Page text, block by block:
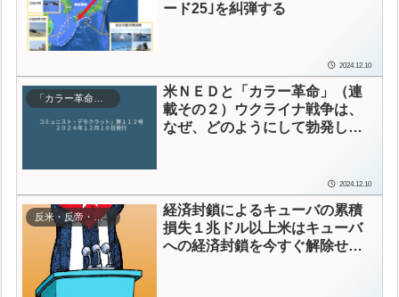
ード25｣を糾弾する
2024.12.10
米ＮＥＤと「カラー革命」（連
載その２）
ウクライナ戦争は、
なぜ、どのようにして勃発した
2024.12.10
反米・反帝・反植民地主義
経済封鎖によるキューバの累積
損失１兆ドル以上米はキューバ
への経済封鎖を今すぐ解除せ